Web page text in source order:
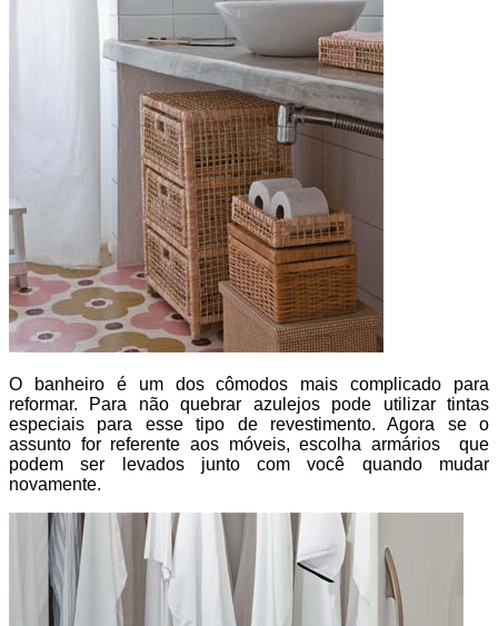
O banheiro é um dos cômodos mais complicado para
reformar. Para não quebrar azulejos pode utilizar tintas
especiais para esse tipo de revestimento. Agora se o
assunto for referente aos móveis, escolha armários que
podem ser levados junto com você quando mudar
novamente.